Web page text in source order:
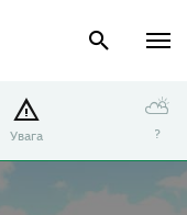
Увага
⛅
?